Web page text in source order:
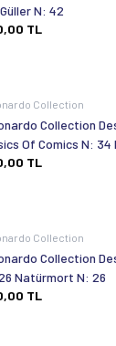
N: 42
TL
Collection
Collection
Of Comics N: 34
N: 34
TL
Collection
Collection
Natürmort N: 26
TL